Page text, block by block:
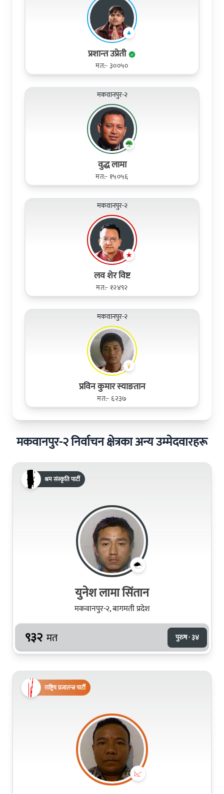
प्रशान्त उप्रेती
मत:- ३००५०
मकवानपुर-२
वुद्ध लामा
मत:- १५०५६
मकवानपुर-२
लव शेर विष्ट
मत:- १२४९२
मकवानपुर-२
प्रविन कुमार स्याङतान
मत:- ६२३७
मकवानपुर-२ निर्वाचन क्षेत्रका अन्य उम्मेदवारहरू
श्रम संस्कृति पार्टी
युनेश लामा सिंतान
मकवानपुर-२, बागमती प्रदेश
९३२ मत पुरुष · ३४
राष्ट्रिय प्रजातन्त्र पार्टी